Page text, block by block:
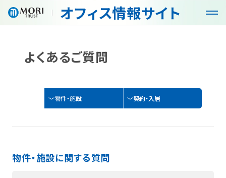
オフィス情報サイト
G
l
G
l
オフィス・空室検索
よくあるご質問
物件・施設 契約・入居
物件・施設に関する質問